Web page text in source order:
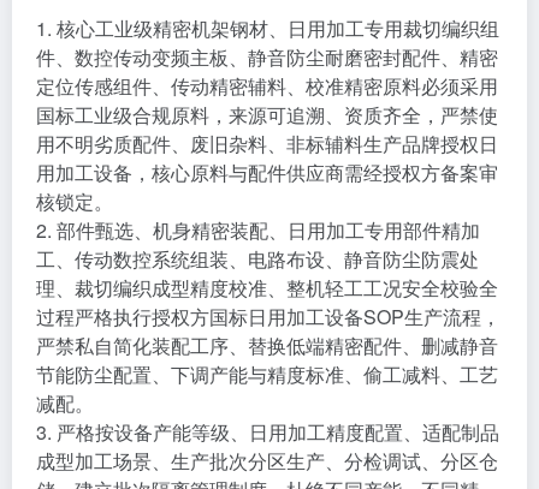
1. 核心工业级精密机架钢材、日用加工专用裁切编织组
件、数控传动变频主板、静音防尘耐磨密封配件、精密
定位传感组件、传动精密辅料、校准精密原料必须采用
国标工业级合规原料，来源可追溯、资质齐全，严禁使
用不明劣质配件、废旧杂料、非标辅料生产品牌授权日
用加工设备，核心原料与配件供应商需经授权方备案审
核锁定。
2. 部件甄选、机身精密装配、日用加工专用部件精加
工、传动数控系统组装、电路布设、静音防尘防震处
理、裁切编织成型精度校准、整机轻工工况安全校验全
过程严格执行授权方国标日用加工设备SOP生产流程，
严禁私自简化装配工序、替换低端精密配件、删减静音
节能防尘配置、下调产能与精度标准、偷工减料、工艺
减配。
3. 严格按设备产能等级、日用加工精度配置、适配制品
成型加工场景、生产批次分区生产、分检调试、分区仓